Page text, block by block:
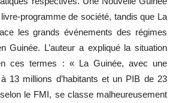
programme de société, tandis que La
les grands événements des régimes
Guinée. L’auteur a expliqué la situation
ces termes : « La Guinée, avec une
13 millions d’habitants et un PIB de 23
le FMI, se classe malheureusement